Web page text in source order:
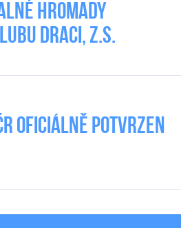
hromady
DRACI, z.s.
oficiálně potvrzen